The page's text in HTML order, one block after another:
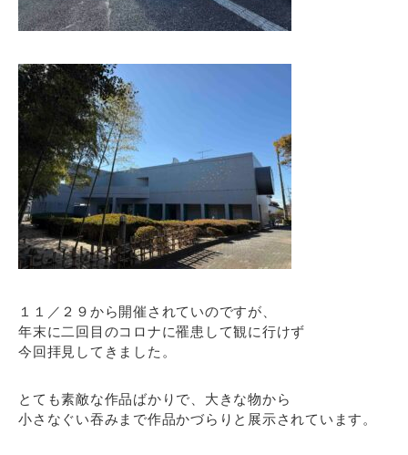
１１／２９から開催されていのですが、
年末に二回目のコロナに罹患して観に行けず
今回拝見してきました。
とても素敵な作品ばかりで、大きな物から
小さなぐい吞みまで作品かづらりと展示されています。